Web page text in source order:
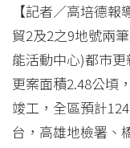
購
物
【記者／高培德
貿2及2之9地號兩
能活動中心)都市
更案面積2.48公頃
竣工，全區預計
台，高雄地檢署、